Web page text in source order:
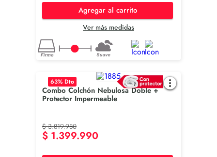
Agregar al carrito
Ver más medidas
63% Dto
Combo Colchón Nebulosa Doble +
Protector Impermeable
$ 3.819.980
$ 1.399.990